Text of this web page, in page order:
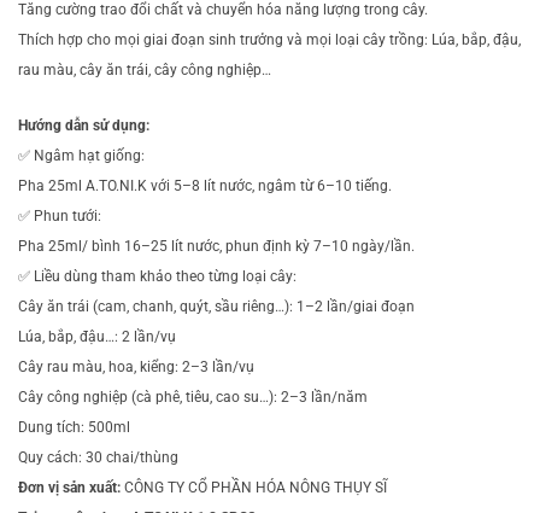
Tăng cường trao đổi chất và chuyển hóa năng lượng trong cây.
Thích hợp cho mọi giai đoạn sinh trưởng và mọi loại cây trồng: Lúa, bắp, đậu,
rau màu, cây ăn trái, cây công nghiệp…
Hướng dẫn sử dụng:
✅ Ngâm hạt giống:
Pha 25ml A.TO.NI.K với 5–8 lít nước, ngâm từ 6–10 tiếng.
✅ Phun tưới:
Pha 25ml/ bình 16–25 lít nước, phun định kỳ 7–10 ngày/lần.
✅ Liều dùng tham khảo theo từng loại cây:
Cây ăn trái (cam, chanh, quýt, sầu riêng…): 1–2 lần/giai đoạn
Lúa, bắp, đậu…: 2 lần/vụ
Cây rau màu, hoa, kiểng: 2–3 lần/vụ
Cây công nghiệp (cà phê, tiêu, cao su…): 2–3 lần/năm
Dung tích: 500ml
Quy cách: 30 chai/thùng
Đơn vị sản xuất: CÔNG TY CỔ PHẦN HÓA NÔNG THỤY SĨ